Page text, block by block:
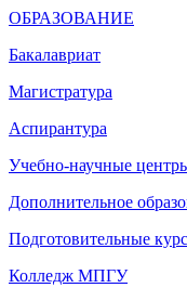
ОБРАЗОВАНИЕ
Бакалавриат
Магистратура
Аспирантура
Учебно-научные
Дополнительное
Подготовительные
Колледж МПГУ